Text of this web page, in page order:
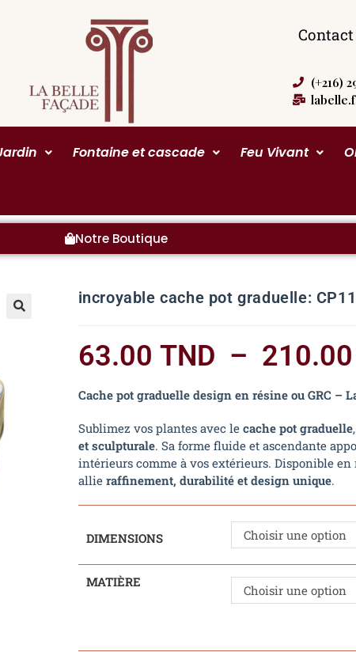
(+216)
Fontaine et cascade Feu Vivant
Notre Boutique
incroyable cache pot graduelle: CP11
63.00 TND – 210.00
Cache pot graduelle design en résine ou GRC –
Sublimez vos plantes avec le cache pot graduelle
et sculpturale. Sa forme fluide et ascendante
intérieurs comme à vos extérieurs. Disponible en
allie raffinement, durabilité et design unique.
DIMENSIONS Choisir une option
MATIÈRE
Choisir une option